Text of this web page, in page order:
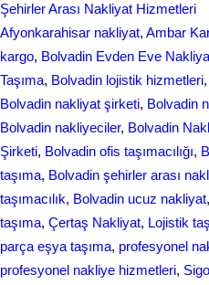
Şehirler Arası Nakliyat Hizmetleri
Afyonkarahisar nakliyat, Ambar
kargo, Bolvadin Evden Eve
Taşıma, Bolvadin lojistik hizmetleri,
Bolvadin nakliyat şirketi, Bolvadin
Bolvadin nakliyeciler, Bolvadin
Şirketi, Bolvadin ofis taşımacılığı,
taşıma, Bolvadin şehirler arası
taşımacılık, Bolvadin ucuz nakliyat,
taşıma, Çertaş Nakliyat, Lojistik
parça eşya taşıma, profesyonel
profesyonel nakliye hizmetleri,